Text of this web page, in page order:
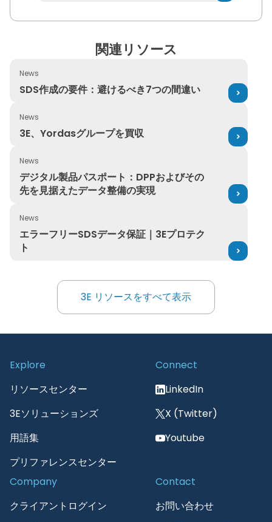
worked as a professor and
the University of Toronto, and
関連リソース
News
SDS作成の要件：避けるべき7つの間違い
SDS作成の要件：避けるべき7つの間違い
News
3E、Yordasグループを買収
3E、Yordasグループを買収
News
デジタル製品パスポート：DPPおよびその
先を見据えたデータ整備の実現
デジタル製品パスポート：DPPおよびその先を見据えたデ
News
エラーフリーSDSデータ保証｜3Eプロテク
ト
エラーフリーSDSデータ保証｜3Eプロテクト
3E リソースをすべて表示
3E リソースをすべて表示
Explore
リソースセンター
3Eソリューションズ
用語集
プリファレンスセンター
Connect
LinkedIn
X (Twitter)
Youtube
Company
クライアントログイン
Contact
お問い合わせ